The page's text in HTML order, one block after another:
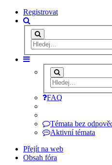
Registrovat
FAQ
Témata bez
Aktivní témata
Přejít na web
Obsah fóra